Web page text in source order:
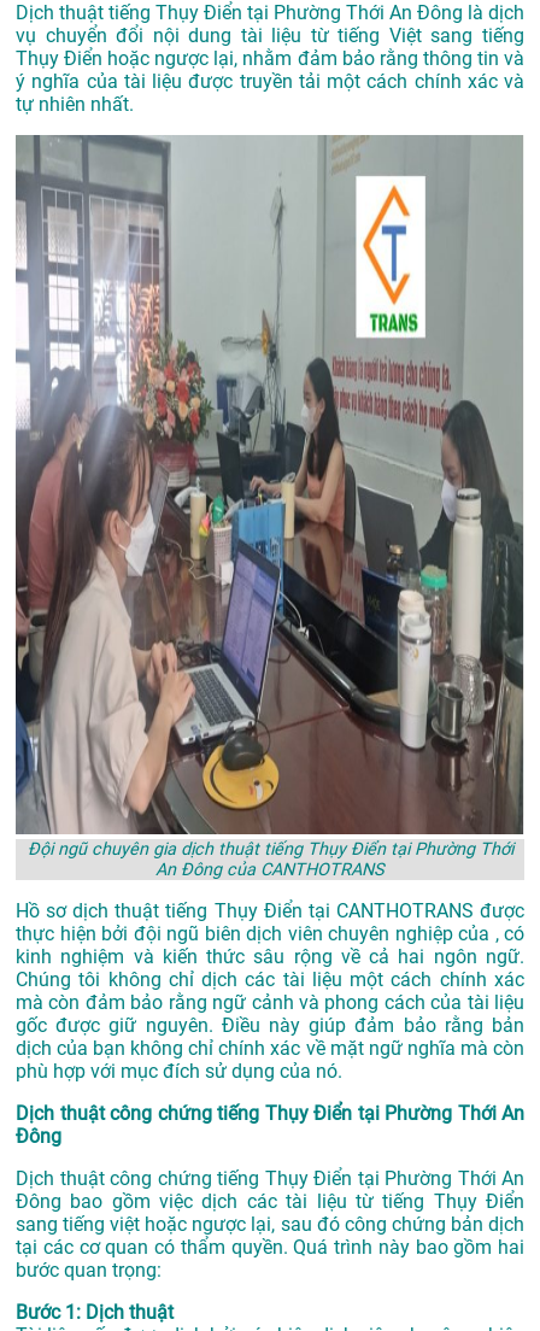
Dịch thuật tiếng Thụy Điển tại Phường Thới An Đông là dịch
vụ chuyển đổi nội dung tài liệu từ tiếng Việt sang tiếng
Thụy Điển hoặc ngược lại, nhằm đảm bảo rằng thông tin và
ý nghĩa của tài liệu được truyền tải một cách chính xác và
tự nhiên nhất.
Đội ngũ chuyên gia dịch thuật tiếng Thụy Điển tại Phường Thới
An Đông của CANTHOTRANS
Hồ sơ dịch thuật tiếng Thụy Điển tại CANTHOTRANS được
thực hiện bởi đội ngũ biên dịch viên chuyên nghiệp của , có
kinh nghiệm và kiến thức sâu rộng về cả hai ngôn ngữ.
Chúng tôi không chỉ dịch các tài liệu một cách chính xác
mà còn đảm bảo rằng ngữ cảnh và phong cách của tài liệu
gốc được giữ nguyên. Điều này giúp đảm bảo rằng bản
dịch của bạn không chỉ chính xác về mặt ngữ nghĩa mà còn
phù hợp với mục đích sử dụng của nó.
Dịch thuật công chứng tiếng Thụy Điển tại Phường Thới An
Đông
Dịch thuật công chứng tiếng Thụy Điển tại Phường Thới An
Đông bao gồm việc dịch các tài liệu từ tiếng Thụy Điển
sang tiếng việt hoặc ngược lại, sau đó công chứng bản dịch
tại các cơ quan có thẩm quyền. Quá trình này bao gồm hai
bước quan trọng:
Bước 1: Dịch thuật